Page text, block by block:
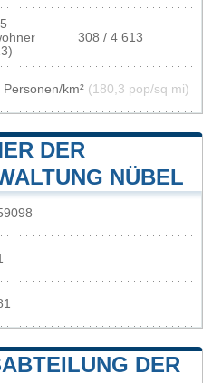
308 / 4 613
Personen/km² (180,3 pop/sq mi)
DER
NÜBEL
DER